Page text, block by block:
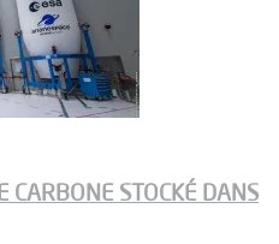
CARBONE STOCKÉ DANS